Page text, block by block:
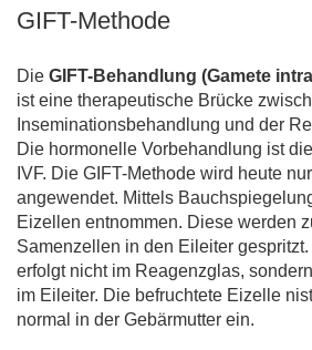
GIFT-Methode
Die GIFT-Behandlung (Gamete
ist eine therapeutische Brücke
Inseminationsbehandlung und der
Die hormonelle Vorbehandlung ist
IVF. Die GIFT-Methode wird heute
angewendet. Mittels
Eizellen entnommen. Diese werden
Samenzellen in den Eileiter
erfolgt nicht im Reagenzglas,
im Eileiter. Die befruchtete Eizelle
normal in der Gebärmutter ein.